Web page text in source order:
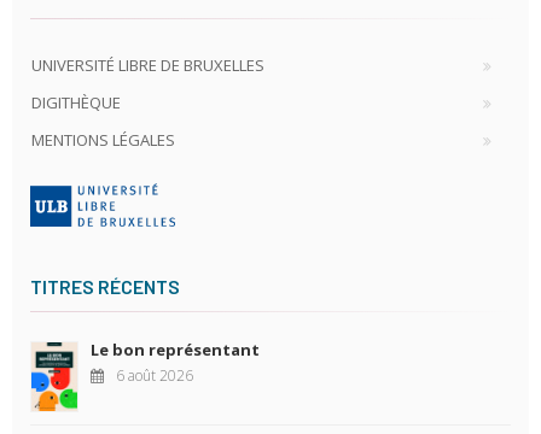
UNIVERSITÉ LIBRE DE BRUXELLES
DIGITHÈQUE
MENTIONS LÉGALES
TITRES RÉCENTS
Le bon représentant
6 août 2026